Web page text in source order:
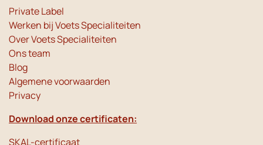
Private Label
Werken bij Voets Specialiteiten
Over Voets Specialiteiten
Ons team
Blog
Algemene voorwaarden
Privacy
Download onze certificaten:
SKAL-certificaat